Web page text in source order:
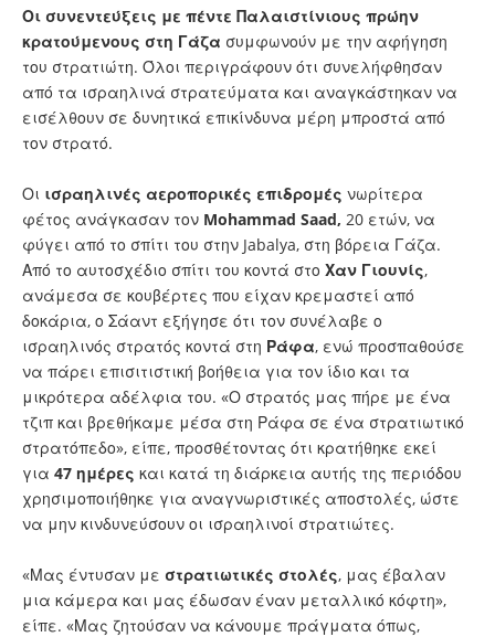
Οι συνεντεύξεις με πέντε Παλαιστίνιους πρώην
κρατούμενους στη Γάζα συμφωνούν με την αφήγηση
του στρατιώτη. Όλοι περιγράφουν ότι συνελήφθησαν
από τα ισραηλινά στρατεύματα και αναγκάστηκαν να
εισέλθουν σε δυνητικά επικίνδυνα μέρη μπροστά από
τον στρατό.
Οι ισραηλινές αεροπορικές επιδρομές νωρίτερα
φέτος ανάγκασαν τον Mohammad Saad, 20 ετών, να
φύγει από το σπίτι του στην Jabalya, στη βόρεια Γάζα.
Από το αυτοσχέδιο σπίτι του κοντά στο Χαν Γιουνίς,
ανάμεσα σε κουβέρτες που είχαν κρεμαστεί από
δοκάρια, ο Σάαντ εξήγησε ότι τον συνέλαβε ο
ισραηλινός στρατός κοντά στη Ράφα, ενώ προσπαθούσε
να πάρει επισιτιστική βοήθεια για τον ίδιο και τα
μικρότερα αδέλφια του. «Ο στρατός μας πήρε με ένα
τζιπ και βρεθήκαμε μέσα στη Ράφα σε ένα στρατιωτικό
στρατόπεδο», είπε, προσθέτοντας ότι κρατήθηκε εκεί
για 47 ημέρες και κατά τη διάρκεια αυτής της περιόδου
χρησιμοποιήθηκε για αναγνωριστικές αποστολές, ώστε
να μην κινδυνεύσουν οι ισραηλινοί στρατιώτες.
«Μας έντυσαν με στρατιωτικές στολές, μας έβαλαν
μια κάμερα και μας έδωσαν έναν μεταλλικό κόφτη»,
είπε. «Μας ζητούσαν να κάνουμε πράγματα όπως,